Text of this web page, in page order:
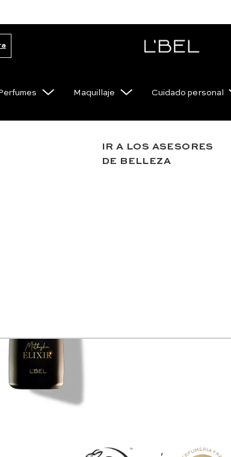
Maquillaje Cuidado personal
IR A LOS ASESORES
DE BELLEZA
,